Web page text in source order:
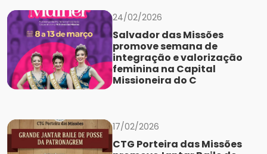
24/02/2026
Salvador das Missões
promove semana de
integração e valorização
feminina na Capital
Missioneira do C
17/02/2026
CTG Porteira das Missões